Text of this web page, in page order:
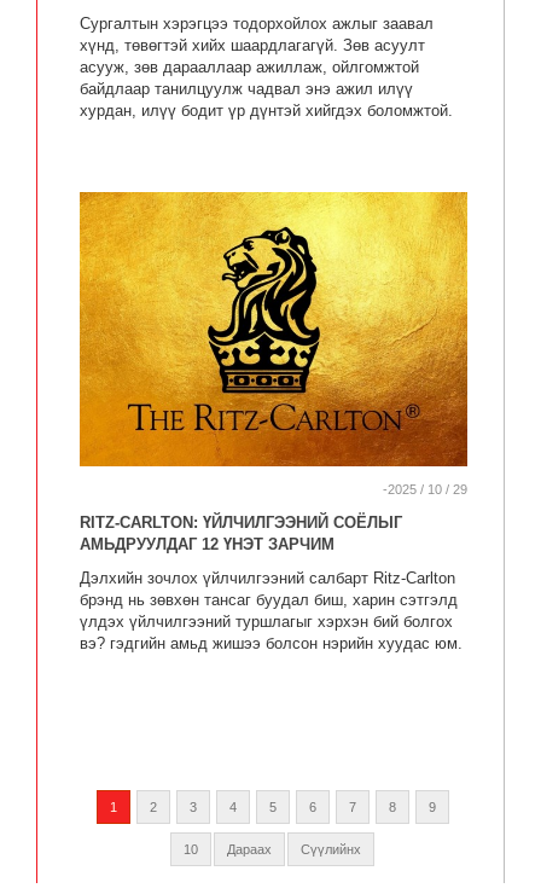
Сургалтын хэрэгцээ тодорхойлох ажлыг заавал
хүнд, төвөгтэй хийх шаардлагагүй. Зөв асуулт
асууж, зөв дарааллаар ажиллаж, ойлгомжтой
байдлаар танилцуулж чадвал энэ ажил илүү
хурдан, илүү бодит үр дүнтэй хийгдэх боломжтой.
-2025 / 10 / 29
RITZ-CARLTON: ҮЙЛЧИЛГЭЭНИЙ СОЁЛЫГ
АМЬДРУУЛДАГ 12 ҮНЭТ ЗАРЧИМ
Дэлхийн зочлох үйлчилгээний салбарт Ritz-Carlton
брэнд нь зөвхөн тансаг буудал биш, харин сэтгэлд
үлдэх үйлчилгээний туршлагыг хэрхэн бий болгох
вэ? гэдгийн амьд жишээ болсон нэрийн хуудас юм.
1 2 3 4 5 6 7 8 9
10 Дараах Сүүлийнх